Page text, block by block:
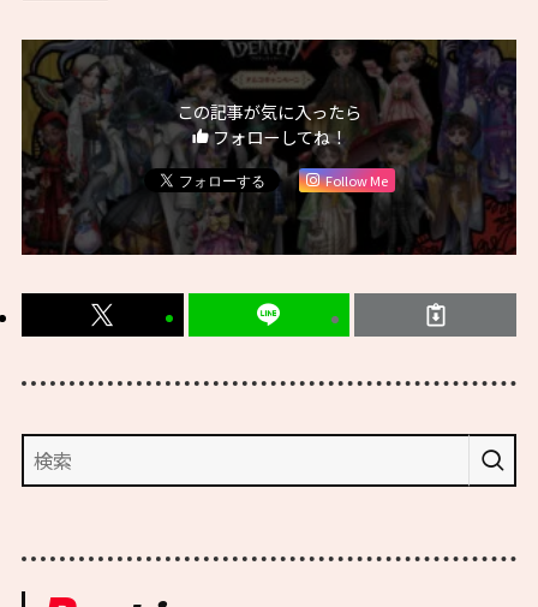
この記事が気に入ったら
フォローしてね！
Follow Me